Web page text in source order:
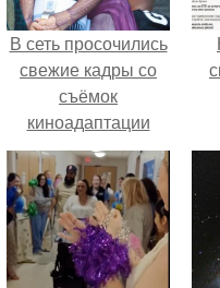
В сеть просочились
свежие кадры со
съёмок
киноадаптации
"Рапунцель", и всё
внимание
моментально
оказалось
приковано к Тиган
крофт.